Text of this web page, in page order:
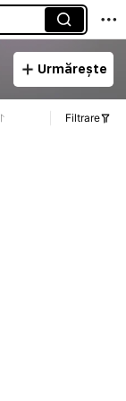
Urmărește
Filtrare